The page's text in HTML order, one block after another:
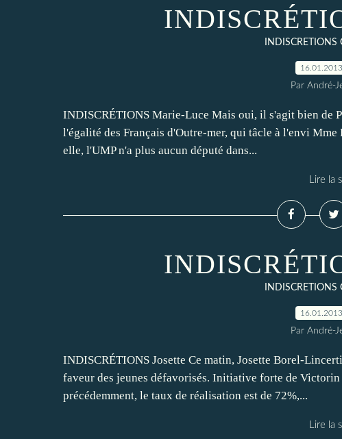
INDISCRETIONS
16.01.2013
Par André-
INDISCRÉTIONS Marie-Luce Mais oui, il s'agit bien de
l'égalité des Français d'Outre-mer, qui tâcle à l'envi
elle, l'UMP n'a plus aucun député dans...
Lire la
INDISCRETIONS
16.01.2013
Par André-
INDISCRÉTIONS Josette Ce matin, Josette Borel-
faveur des jeunes défavorisés. Initiative forte de Victorin
précédemment, le taux de réalisation est de 72%,...
Lire la